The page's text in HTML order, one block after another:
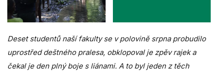
Deset studentů naší fakulty se v polovině srpna probudilo
uprostřed deštného pralesa, obklopoval je zpěv rajek a
čekal je den plný boje s liánami. A to byl jeden z těch